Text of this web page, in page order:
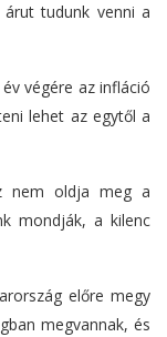
tudunk venni a
végére az infláció
lehet az egytől a
nem oldja meg a
mondják, a kilenc
előre megy
megvannak, és